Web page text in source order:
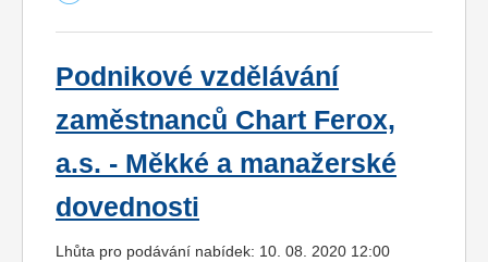
Podnikové vzdělávání
zaměstnanců Chart Ferox,
a.s. - Měkké a manažerské
dovednosti
Lhůta pro podávání nabídek: 10. 08. 2020 12:00